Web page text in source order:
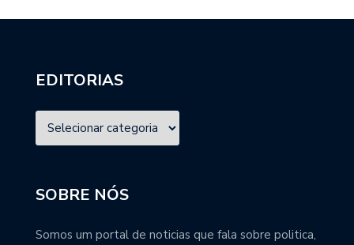
EDITORIAS
SOBRE NÓS
Somos um portal de noticias que fala sobre politica,